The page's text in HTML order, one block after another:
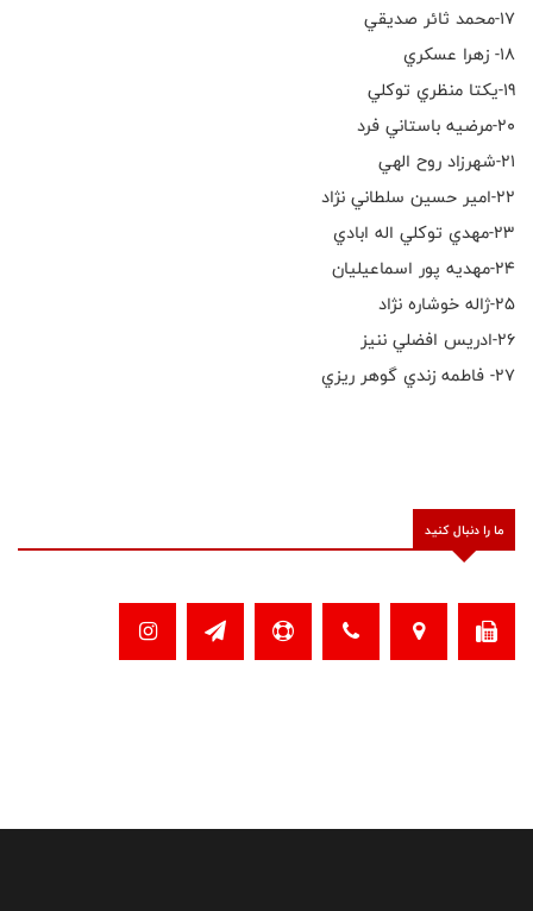
١٧-محمد ثائر صديقي
١٨- زهرا عسكري
١٩-يكتا منظري توكلي
٢٠-مرضيه باستاني فرد
٢١-شهرزاد روح الهي
٢٢-امير حسين سلطاني نژاد
٢٣-مهدي توكلي اله ابادي
٢٤-مهديه پور اسماعيليان
٢٥-ژاله خوشاره نژاد
٢٦-ادريس افضلي ننيز
٢٧- فاطمه زندي گوهر ريزي
ما را دنبال کنید